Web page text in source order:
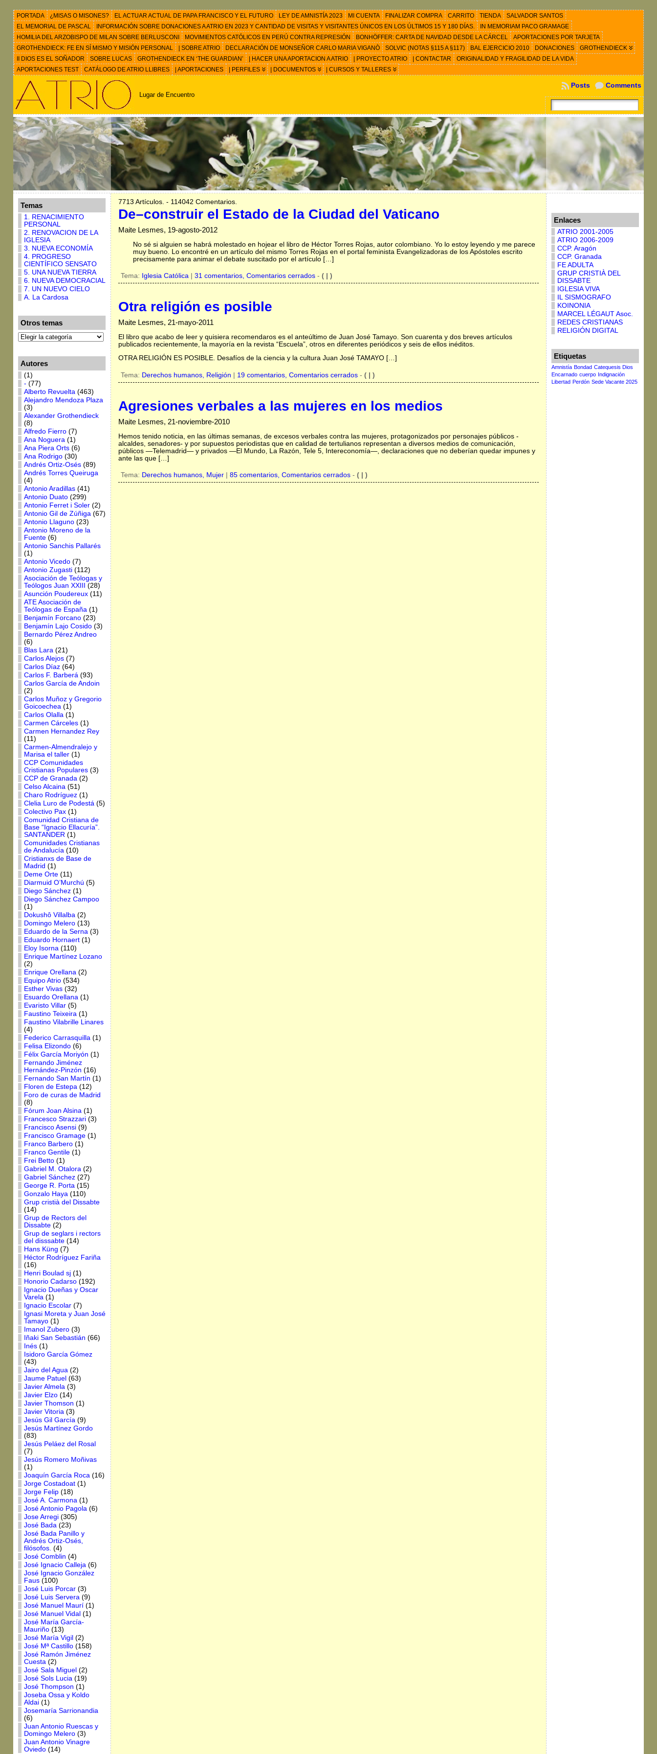
PORTADA ¿MISAS O MISONES? EL ACTUAR ACTUAL DE PAPA FRANCISCO Y EL FUTURO LEY DE AMNISTÍA 2023 MI CUENTA FINALIZAR COMPRA CARRITO TIENDA
SALVADOR SANTOS
EL MEMORIAL DE PASCAL
INFORMACIÓN SOBRE DONACIONES A ATRIO EN 2023 Y CANTIDAD DE VISITAS Y VISITANTES ÚNICOS EN LOS ÚLTIMOS 15 Y 180 DÍAS.
IN MEMORIAM PACO GRAMAGE
HOMILIA DEL ARZOBISPO DE MILAN SOBRE BERLUSCONI
MOVIMIENTOS CATÓLICOS EN PERÚ CONTRA REPRESIÓN BONHÖFFER: CARTA DE NAVIDAD DESDE LA CÁRCEL
APORTACIONES POR TARJETA
GROTHENDIECK: FE EN SÍ MISMO Y MISIÓN PERSONAL
| SOBRE ATRIO DECLARACIÓN DE MONSEÑOR CARLO MARIA VIGANÒ SOLVIC (NOTAS §115 A §117) BAL EJERCICIO 2010 DONACIONES
GROTHENDIECK
II DIOS ES EL SOÑADOR
SOBRE LUCAS GROTHENDIECK EN ‘THE GUARDIAN’ | HACER UNA APORTACION A ATRIO | PROYECTO ATRIO | CONTACTAR
ORIGINALIDAD Y FRAGILIDAD DE LA VIDA
APORTACIONES TEST
CATÁLOGO DE ATRIO LLIBRES | APORTACIONES | PERFILES | DOCUMENTOS | CURSOS Y TALLERES
Lugar de Encuentro
Comments
Posts
Temas
1. RENACIMIENTO
PERSONAL
2. RENOVACION DE LA
IGLESIA
3. NUEVA ECONOMÍA
4. PROGRESO
CIENTÍFICO SENSATO
5. UNA NUEVA TIERRA
6. NUEVA DEMOCRACIAL
7. UN NUEVO CIELO
A. La Cardosa
Otros temas
Autores
(1)
- (77)
Alberto Revuelta(463)
Alejandro Mendoza Plaza
(3)
Alexander Grothendieck
(8)
Alfredo Fierro(7)
Ana Noguera(1)
Ana Piera Orts(6)
Ana Rodrigo(30)
Andrés Ortiz-Osés(89)
Andrés Torres Queiruga
(4)
Antonio Aradillas(41)
Antonio Duato(299)
Antonio Ferret i Soler(2)
Antonio Gil de Zúñiga(67)
Antonio Llaguno(23)
Antonio Moreno de la
Fuente(6)
Antonio Sanchis Pallarés
(1)
Antonio Vicedo(7)
Antonio Zugasti(112)
Asociación de Teólogas y
Teólogos Juan XXIII
(28)
Asunción Poudereux(11)
ATE Asociación de
Teólogas de España(1)
Benjamín Forcano(23)
Benjamín Lajo Cosido(3)
Bernardo Pérez Andreo
(6)
Blas Lara(21)
Carlos Alejos(7)
Carlos Díaz(64)
Carlos F. Barberá(93)
Carlos García de Andoin
(2)
Carlos Muñoz y Gregorio
Goicoechea(1)
Carlos Olalla(1)
Carmen Cárceles(1)
Carmen Hernandez Rey
(11)
Carmen-Almendralejo y
Marisa el taller(1)
CCP Comunidades
Cristianas Populares(3)
CCP de Granada(2)
Celso Alcaina(51)
Charo Rodríguez(1)
Clelia Luro de Podestá(5)
Colectivo Pax(1)
Comunidad Cristiana de
Base “Ignacio Ellacuría”.
SANTANDER(1)
Comunidades Cristianas
de Andalucía(10)
Cristianxs de Base de
Madrid (1)
Deme Orte(11)
Diarmuid O’Murchú (5)
Diego Sánchez(1)
Diego Sánchez Campoo
(1)
Dokushô Villalba(2)
Domingo Melero(13)
Eduardo de la Serna(3)
Eduardo Hornaert(1)
Eloy Isorna(110)
Enrique Martínez Lozano
(2)
Enrique Orellana(2)
Equipo Atrio(534)
Esther Vivas(32)
Esuardo Orellana(1)
Evaristo Villar(5)
Faustino Teixeira(1)
Faustino Vilabrille Linares
(4)
Federico Carrasquilla(1)
Felisa Elizondo(6)
Félix García Moriyón (1)
Fernando Jiménez
Hernández-Pinzón (16)
Fernando San Martín (1)
Floren de Estepa(12)
Foro de curas de Madrid
(8)
Fórum Joan Alsina(1)
Francesco Strazzari(3)
Francisco Asensi(9)
Francisco Gramage(1)
Franco Barbero(1)
Franco Gentile(1)
Frei Betto(1)
Gabriel M. Otalora(2)
Gabriel Sánchez(27)
George R. Porta(15)
Gonzalo Haya(110)
Grup cristià del Dissabte
(14)
Grup de Rectors del
Dissabte(2)
Grup de seglars i rectors
del disssabte(14)
Hans Küng (7)
Héctor Rodríguez Fariña
(16)
Henri Boulad sj(1)
Honorio Cadarso(192)
Ignacio Dueñas y Oscar
Varela(1)
Ignacio Escolar(7)
Ignasi Moreta y Juan José
Tamayo(1)
Imanol Zubero(3)
Iñaki San Sebastián (66)
Inés(1)
Isidoro García Gómez
(43)
Jairo del Agua(2)
Jaume Patuel (63)
Javier Almela(3)
Javier Elzo(14)
Javier Thomson (1)
Javier Vitoria(3)
Jesús Gil García(9)
Jesús Martínez Gordo
(83)
Jesús Peláez del Rosal
(7)
Jesús Romero Moñivas
(1)
Joaquín García Roca(16)
Jorge Costadoat(1)
Jorge Felip(18)
José A. Carmona(1)
José Antonio Pagola(6)
Jose Arregi(305)
José Bada(23)
José Bada Panillo y
Andrés Ortiz-Osés,
filósofos. (4)
José Comblin (4)
José Ignacio Calleja(6)
José Ignacio González
Faus(100)
José Luis Porcar(3)
José Luis Servera(9)
José Manuel Maurí(1)
José Manuel Vidal (1)
José María García-
Mauriño(13)
José María Vigil (2)
José Mª Castillo(158)
José Ramón Jiménez
Cuesta(2)
José Sala Miguel (2)
José Sols Lucia(19)
José Thompson (1)
Joseba Ossa y Koldo
Aldai(1)
Josemaría Sarrionandia
(6)
Juan Antonio Ruescas y
Domingo Melero(3)
Juan Antonio Vinagre
Oviedo(14)
7713 Artículos. - 114042 Comentarios.
De–construir el Estado de la Ciudad del Vaticano
Maite Lesmes, 19-agosto-2012
No sé si alguien se habrá molestado en hojear el libro de Héctor Torres Rojas, autor colombiano. Yo lo estoy leyendo y me parece
muy bueno. Lo encontré en un artículo del mismo Torres Rojas en el portal feminista Evangelizadoras de los Apóstoles escrito
precisamente para animar el debate suscitado por el artículo […]
Tema: Iglesia Católica| 31 comentarios, Comentarios cerrados- ( | )
Otra religión es posible
Maite Lesmes, 21-mayo-2011
El libro que acabo de leer y quisiera recomendaros es el anteúltimo de Juan José Tamayo. Son cuarenta y dos breves artículos
publicados recientemente, la mayoría en la revista “Escuela”, otros en diferentes periódicos y seis de ellos inéditos.
OTRA RELIGIÓN ES POSIBLE. Desafíos de la ciencia y la cultura Juan José TAMAYO […]
Tema: Derechos humanos, Religión 19 comentarios, Comentarios cerrados- ( | )
Agresiones verbales a las mujeres en los medios
Maite Lesmes, 21-noviembre-2010
Hemos tenido noticia, en las últimas semanas, de excesos verbales contra las mujeres, protagonizados por personajes públicos -
alcaldes, senadores- y por supuestos periodistas que en calidad de tertulianos representan a diversos medios de comunicación,
públicos —Telemadrid— y privados —El Mundo, La Razón, Tele 5, Intereconomía—, declaraciones que no deberían quedar impunes y
ante las que […]
Tema: Derechos humanos, Mujer| 85 comentarios, Comentarios cerrados- ( | )
Enlaces
ATRIO 2001-2005
ATRIO 2006-2009
CCP. Aragón
CCP. Granada
FE ADULTA
GRUP CRISTIÀ DEL
DISSABTE
IGLESIA VIVA
IL SISMOGRAFO
KOINONIA
MARCEL LÉGAUT Asoc.
REDES CRISTIANAS
RELIGIÓN DIGITAL
Etiquetas
Amnistía Bondad Catequesis Dios
Encarnado cuerpo Indignación
Libertad Perdón Sede Vacante 2025